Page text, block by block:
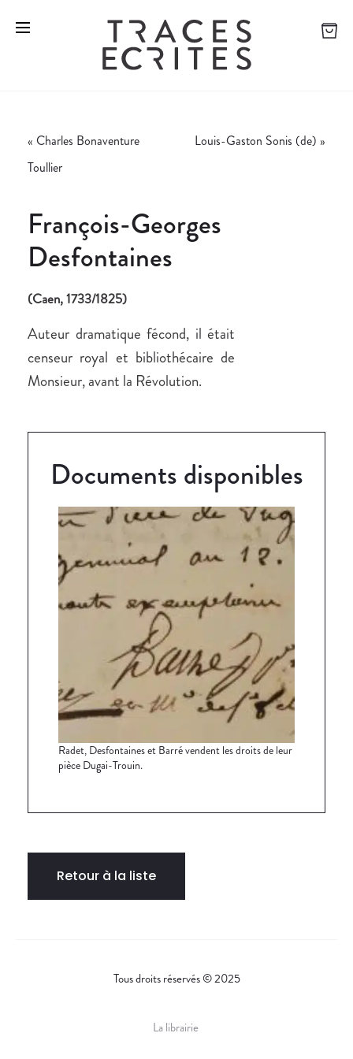
« Charles Bonaventure
Toullier
Louis-Gaston Sonis (de) »
François-Georges
Desfontaines
(Caen, 1733/1825)
Auteur dramatique fécond, il était
censeur royal et bibliothécaire de
Monsieur, avant la Révolution.
Documents disponibles
Radet, Desfontaines et Barré vendent les droits de leur
pièce Dugai-Trouin.
Retour à la liste
Tous droits réservés © 2025
La librairie